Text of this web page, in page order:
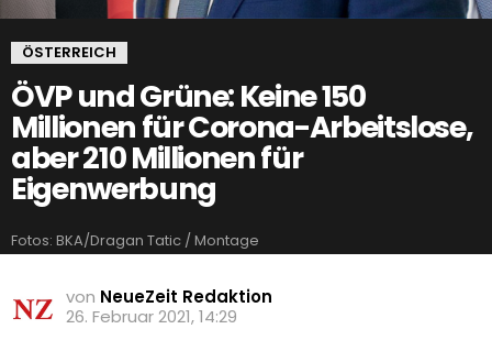
ÖSTERREICH
ÖVP und Grüne: Keine 150
Millionen für Corona-Arbeitslose,
aber 210 Millionen für
Eigenwerbung
Fotos: BKA/Dragan Tatic / Montage
von NeueZeit Redaktion
26. Februar 2021, 14:29